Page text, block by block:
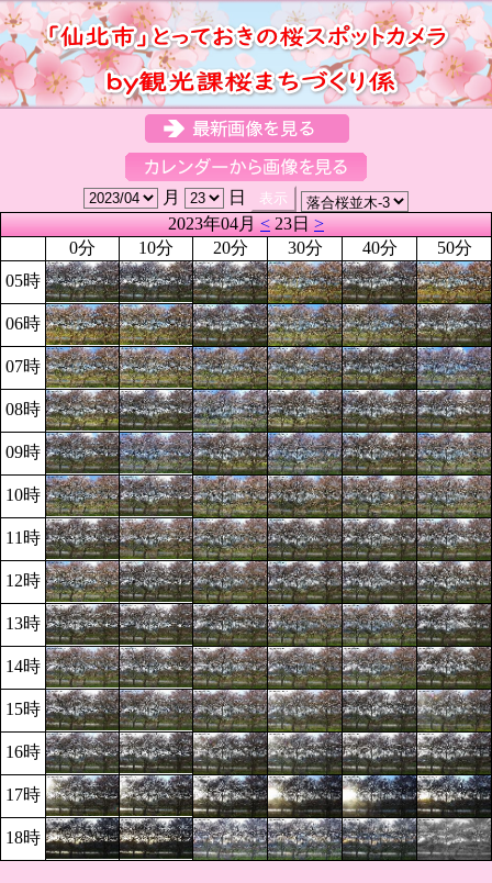
月
日
2023年04月<23日>
0分
10分 20分 30分 40分
50分
05時
06時
07時
08時
09時
10時
11時
12時
13時
14時
15時
16時
17時
18時